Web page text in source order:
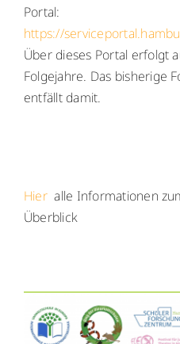
Portal:
https://
Über dieses Portal erfolgt
Folgejahre. Das bisherige
entfällt damit.
Hieralle Informationen
Überblick